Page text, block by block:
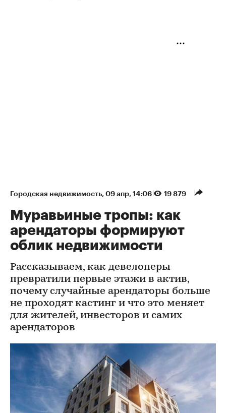
Городская недвижимость 09 апр, 14:06 19 879
Муравьиные тропы: как
арендаторы формируют
облик недвижимости
Рассказываем, как девелоперы
превратили первые этажи в актив,
почему случайные арендаторы больше
не проходят кастинг и что это меняет
для жителей, инвесторов и самих
арендаторов